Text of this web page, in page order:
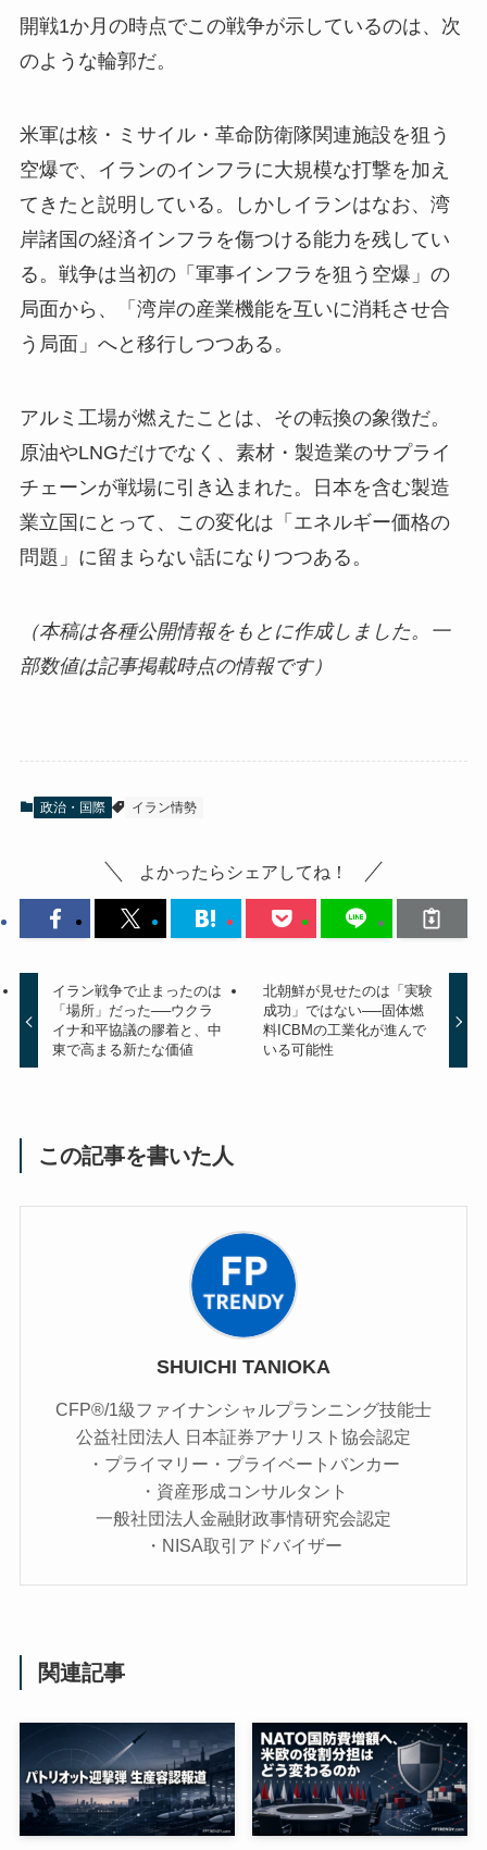
開戦1か月の時点でこの戦争が示しているのは、次
のような輪郭だ。
米軍は核・ミサイル・革命防衛隊関連施設を狙う
空爆で、イランのインフラに大規模な打撃を加え
てきたと説明している。しかしイランはなお、湾
岸諸国の経済インフラを傷つける能力を残してい
る。戦争は当初の「軍事インフラを狙う空爆」の
局面から、「湾岸の産業機能を互いに消耗させ合
う局面」へと移行しつつある。
アルミ工場が燃えたことは、その転換の象徴だ。
原油やLNGだけでなく、素材・製造業のサプライ
チェーンが戦場に引き込まれた。日本を含む製造
業立国にとって、この変化は「エネルギー価格の
問題」に留まらない話になりつつある。
（本稿は各種公開情報をもとに作成しました。一
部数値は記事掲載時点の情報です）
政治・国際 イラン情勢
よかったらシェアしてね！
イラン戦争で止まったのは
「場所」だった──ウクラ
イナ和平協議の膠着と、中
東で高まる新たな価値
北朝鮮が見せたのは「実験
成功」ではない──固体燃
料ICBMの工業化が進んで
いる可能性
この記事を書いた人
SHUICHI TANIOKA
CFP®/1級ファイナンシャルプランニング技能士
公益社団法人 日本証券アナリスト協会認定
・プライマリー・プライベートバンカー
・資産形成コンサルタント
一般社団法人金融財政事情研究会認定
・NISA取引アドバイザー
関連記事